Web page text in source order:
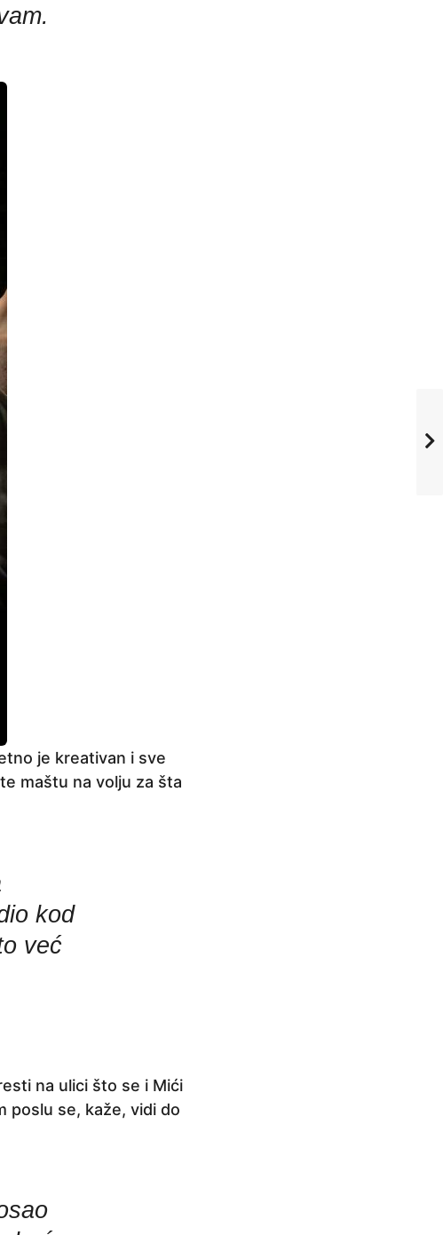
je kreativan i sve
maštu na volju za šta
kod
već
na ulici što se i Mići
poslu se, kaže, vidi do